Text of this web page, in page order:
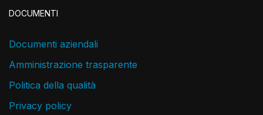
DOCUMENTI
Documenti aziendali
Amministrazione trasparente
Politica della qualità
Privacy policy